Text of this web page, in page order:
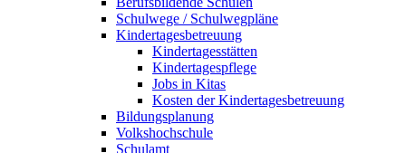
Schulwege / Schulwegpläne
Kindertagesbetreuung
Kindertagesstätten
Kindertagespflege
Jobs in Kitas
Kosten der Kindertagesbetreuung
Bildungsplanung
Volkshochschule
Schulamt